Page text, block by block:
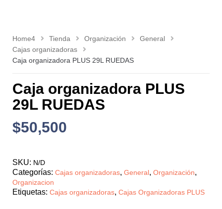
Home4 Tienda Organización
General
Cajas organizadoras
Caja organizadora PLUS 29L RUEDAS
Caja organizadora PLUS
29L RUEDAS
$50,500
SKU: N/D
Categorías: Cajas organizadoras, General, Organización,
Organizacion
Etiquetas: Cajas organizadoras, Cajas Organizadoras PLUS